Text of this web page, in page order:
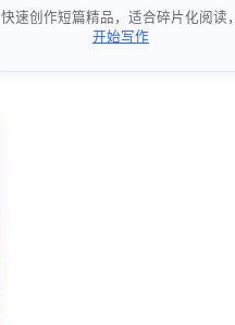
快速创作短篇精品，适合碎片化阅读，
开始写作